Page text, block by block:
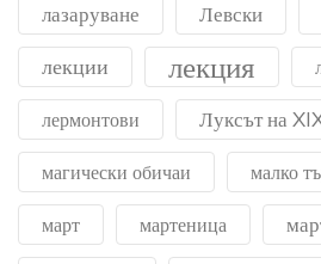
лазаруване Левски
лекции лекция
лермонтови Луксът на
магически обичаи малко
март мартеница